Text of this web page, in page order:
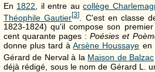
En 1822 , il entre aucollège
Théophile Gautier[3] . C'est en classe
1823-1824) qu'il compose son
cent quarante pages :Poésies et
donne plus tard àArsène Houssaye en
Gérard de Nerval à la Maison de Balzac
déjà rédigé, sous le nom de Gérard L.